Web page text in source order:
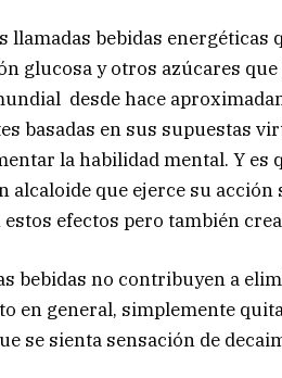
llamadas bebidas
glucosa y otros azúcares
desde hace
basadas en sus supuestas
la habilidad mental. Y es
alcaloide que ejerce su
efectos pero también
bebidas no contribuyen a
en general, simplemente
se sienta sensación de